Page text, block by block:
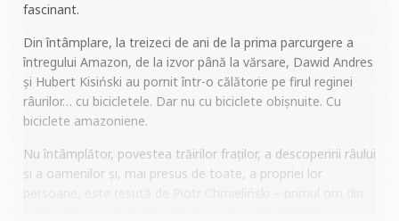
fascinant.
Din întâmplare, la treizeci de ani de la prima parcurgere a
întregului Amazon, de la izvor până la vărsare, Dawid Andres
și Hubert Kisiński au pornit într-o călătorie pe firul reginei
râurilor… cu bicicletele. Dar nu cu biciclete obișnuite. Cu
biciclete amazoniene.
Nu întâmplător, povestea trăirilor fraților, a descoperirii râului
și a oamenilor și, mai presus de toate, a propriei lor